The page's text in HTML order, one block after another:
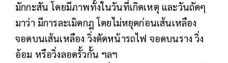
มักกะสัน โดยมีภาพทั้งในวันที่เกิดเหตุ และวันถัดๆ
มาว่า มีการละเมิดกฎ โดยไม่หยุดก่อนเส้นเหลือง
จอดบนเส้นเหลือง วิ่งตัดหน้ารถไฟ จอดบนราง วิ่ง
อ้อม หรือวิ่งลอดรั้วกั้น ฯลฯ